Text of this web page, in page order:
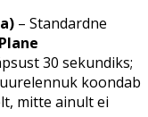
– Standardne
30 sekundiks;
koondab
mitte ainult ei